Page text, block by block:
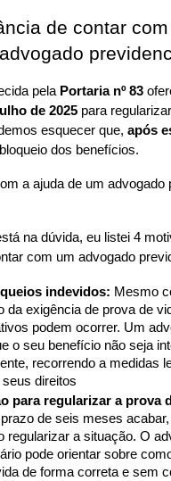
de contar
pela Portaria nº 83
de 2025 para
esquecer que, após
dos benefícios.
a ajuda de um advogado
na dúvida, eu listei 4
com um advogado
indevidos: Mesmo
da exigência de prova de
podem ocorrer. Um
o seu benefício não seja
recorrendo a medidas
direitos
para regularizar a prova
de seis meses
regularizar a situação. O
pode orientar sobre
de forma correta e sem